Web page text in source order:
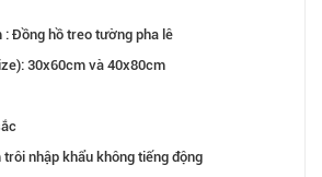
: Đồng hồ treo tường pha lê
30x60cm và 40x80cm
trôi nhập khẩu không tiếng động